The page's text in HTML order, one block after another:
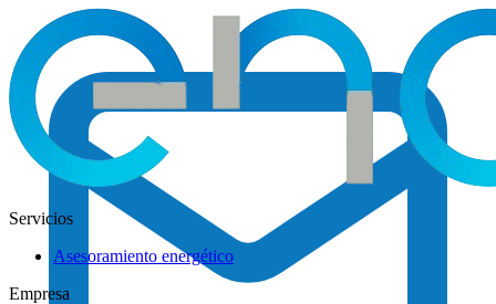
Servicios
Asesoramiento energético
Empresa